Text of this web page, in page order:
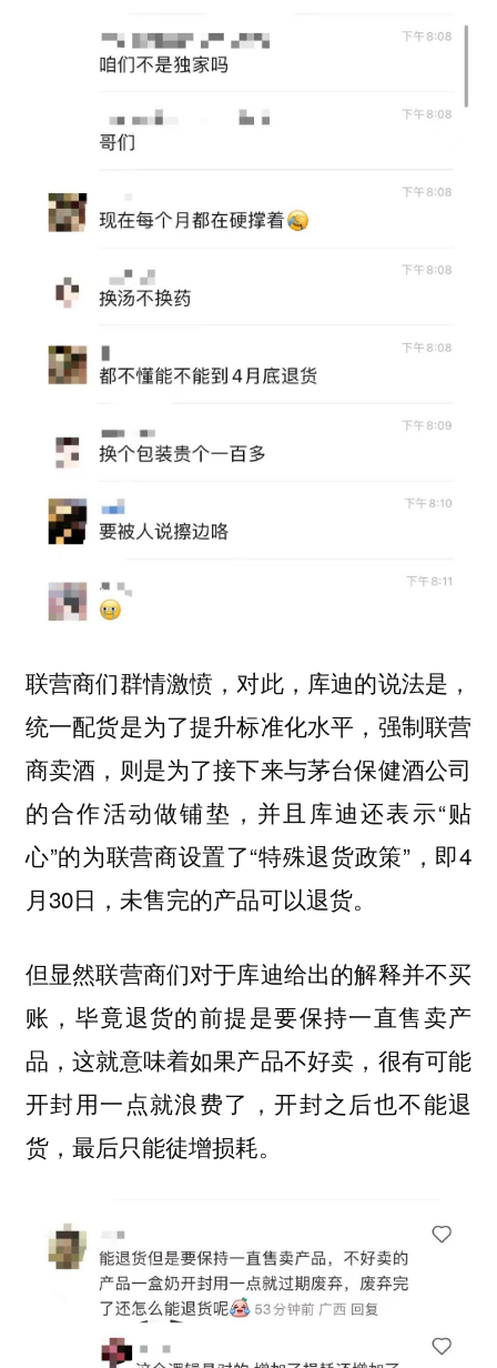
联营商们群情激愤，对此，库迪的说法是，
统一配货是为了提升标准化水平，强制联营
商卖酒，则是为了接下来与茅台保健酒公司
的合作活动做铺垫，并且库迪还表示“贴
心”的为联营商设置了“特殊退货政策”，即4
月30日，未售完的产品可以退货。
但显然联营商们对于库迪给出的解释并不买
账，毕竟退货的前提是要保持一直售卖产
品，这就意味着如果产品不好卖，很有可能
开封用一点就浪费了，开封之后也不能退
货，最后只能徒增损耗。